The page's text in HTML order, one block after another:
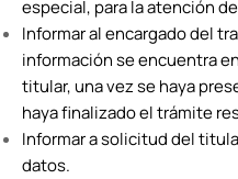
especial, para la atención
Informar al encargado del
información se encuentra
titular, una vez se haya
haya finalizado el trámite
Informar a solicitud del
datos.